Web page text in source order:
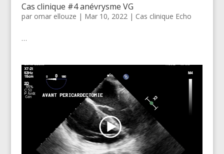
Cas clinique #4 anévrysme VG
par omar ellouze | Mar 10, 2022| Cas clinique Echo
…